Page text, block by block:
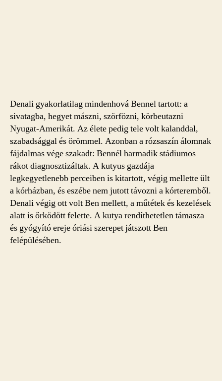
Denali gyakorlatilag mindenhová Bennel tartott: a
sivatagba, hegyet mászni, szörfözni, körbeutazni
Nyugat-Amerikát. Az élete pedig tele volt kalanddal,
szabadsággal és örömmel. Azonban a rózsaszín álomnak
fájdalmas vége szakadt: Bennél harmadik stádiumos
rákot diagnosztizáltak. A kutyus gazdája
legkegyetlenebb perceiben is kitartott, végig mellette ült
a kórházban, és eszébe nem jutott távozni a kórteremből.
Denali végig ott volt Ben mellett, a műtétek és kezelések
alatt is őrködött felette. A kutya rendíthetetlen támasza
és gyógyító ereje óriási szerepet játszott Ben
felépülésében.